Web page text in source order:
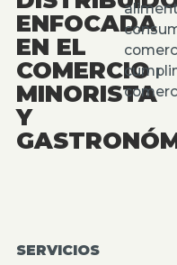
ENFOCADA
EN EL
COMERCIO
MINORISTA
Y
SERVICIOS